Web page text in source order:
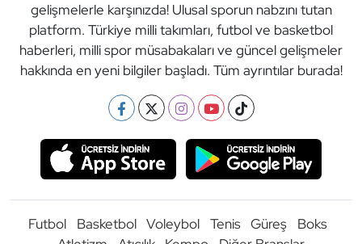
gelişmelerle karşınızda! Ulusal sporun nabzını tutan
platform. Türkiye milli takımları, futbol ve basketbol
haberleri, milli spor müsabakaları ve güncel gelişmeler
hakkında en yeni bilgiler başladı. Tüm ayrıntılar burada!
Futbol Basketbol Voleybol Tenis Güreş
Boks